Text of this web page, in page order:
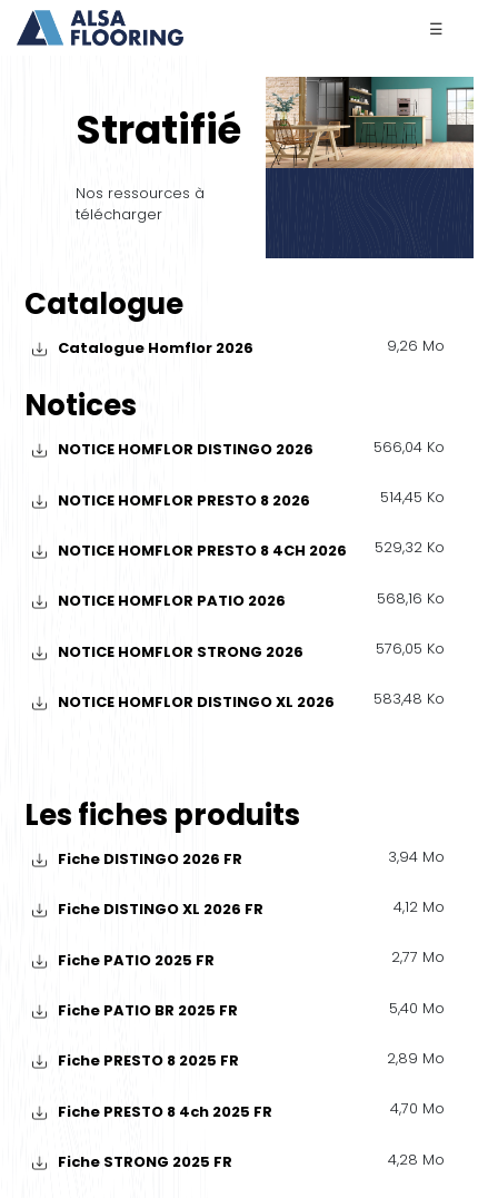
☰
Stratifié
Nos ressources à
télécharger
Catalogue
Catalogue Homflor 2026 9,26 Mo
Notices
NOTICE HOMFLOR DISTINGO 2026 566,04 Ko
NOTICE HOMFLOR PRESTO 8 2026 514,45 Ko
NOTICE HOMFLOR PRESTO 8 4CH 2026 529,32 Ko
NOTICE HOMFLOR PATIO 2026 568,16 Ko
NOTICE HOMFLOR STRONG 2026 576,05 Ko
NOTICE HOMFLOR DISTINGO XL 2026 583,48 Ko
Les fiches produits
Fiche DISTINGO 2026 FR 3,94 Mo
Fiche DISTINGO XL 2026 FR 4,12 Mo
Fiche PATIO 2025 FR 2,77 Mo
Fiche PATIO BR 2025 FR 5,40 Mo
Fiche PRESTO 8 2025 FR 2,89 Mo
Fiche PRESTO 8 4ch 2025 FR 4,70 Mo
Fiche STRONG 2025 FR 4,28 Mo